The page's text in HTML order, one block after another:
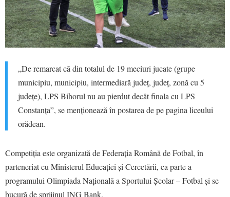
„De remarcat că din totalul de 19 meciuri jucate (grupe
municipiu, municipiu, intermediară județ, județ, zonă cu 5
județe), LPS Bihorul nu au pierdut decât finala cu LPS
Constanța”, se menționează în postarea de pe pagina liceului
orădean.
Competiția este organizată de Federația Română de Fotbal, în
parteneriat cu Ministerul Educației și Cercetării, ca parte a
programului Olimpiada Națională a Sportului Școlar – Fotbal și se
bucură de sprijinul ING Bank.